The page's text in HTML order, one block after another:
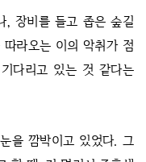
, 장비를 들고 좁은 숲길
라오는 이의 악취가 점
다리고 있는 것 같다는
을 깜박이고 있었다. 그